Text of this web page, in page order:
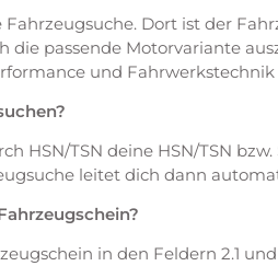
Dort ist der
die passende Motorvariante
und
HSN/TSN deine HSN/TSN
leitet dich dann
in den Feldern 2.1